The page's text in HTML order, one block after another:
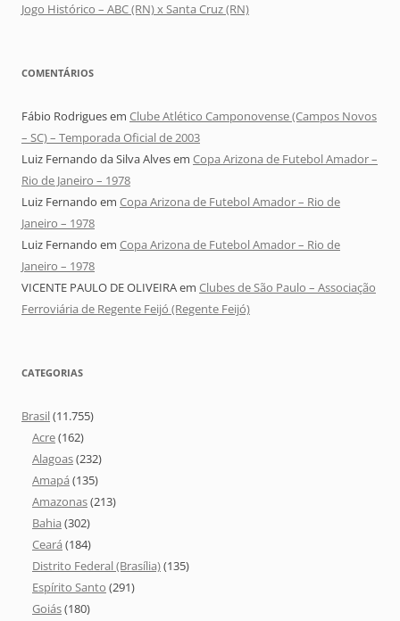
Jogo Histórico – ABC (RN) x Santa Cruz (RN)
COMENTÁRIOS
Fábio Rodriguesem Clube Atlético Camponovense (Campos Novos
– SC) – Temporada Oficial de 2003
Luiz Fernando da Silva Alvesem Copa Arizona de Futebol Amador –
Rio de Janeiro – 1978
Luiz Fernando em Copa Arizona de Futebol Amador – Rio de
Janeiro – 1978
Luiz Fernando em Copa Arizona de Futebol Amador – Rio de
Janeiro – 1978
VICENTE PAULO DE OLIVEIRAem Clubes de São Paulo – Associação
Ferroviária de Regente Feijó (Regente Feijó)
CATEGORIAS
Brasil(11.755)
Acre(162)
Alagoas(232)
Amapá (135)
Amazonas(213)
Bahia (302)
Ceará (184)
Distrito Federal (Brasília)(135)
Espírito Santo (291)
Goiás(180)